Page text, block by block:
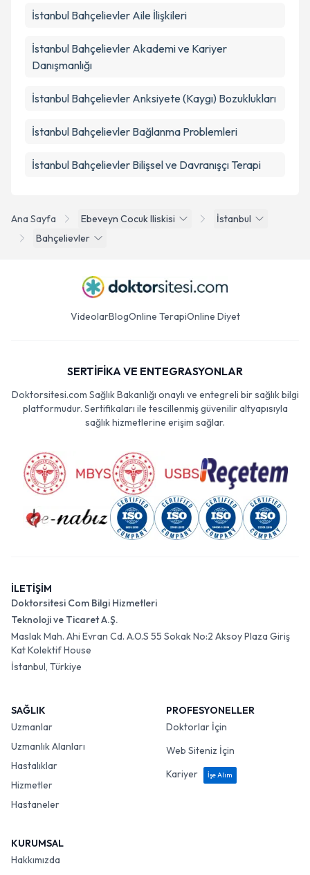
Ana Sayfa Ebeveyn Cocuk Iliskisi
İstanbul
Bahçelievler
İstanbul Bahçelievler Aile İlişkileri
İstanbul Bahçelievler Akademi ve Kariyer
Danışmanlığı
İstanbul Bahçelievler Anksiyete (Kaygı) Bozuklukları
İstanbul Bahçelievler Bağlanma Problemleri
İstanbul Bahçelievler Bilişsel ve Davranışçı Terapi
VideolarBlogOnline TerapiOnline Diyet
SERTİFİKA VE ENTEGRASYONLAR
Doktorsitesi.com Sağlık Bakanlığı onaylı ve entegreli bir sağlık bilgi
platformudur. Sertifikaları ile tescillenmiş güvenilir altyapısıyla
sağlık hizmetlerine erişim sağlar.
İLETİŞİM
Doktorsitesi Com Bilgi Hizmetleri
Teknoloji ve Ticaret A.Ş.
Maslak Mah. Ahi Evran Cd. A.O.S 55 Sokak No:2 Aksoy Plaza Giriş
Kat Kolektif House
İstanbul, Türkiye
SAĞLIK
Uzmanlar
Uzmanlık Alanları
Hastalıklar
Hizmetler
Hastaneler
PROFESYONELLER
Doktorlar İçin
Web Siteniz İçin
Kariyer
İşe Alım
KURUMSAL
Hakkımızda